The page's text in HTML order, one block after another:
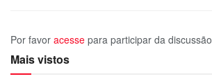
Por favor acesse para participar da discussão
Mais vistos